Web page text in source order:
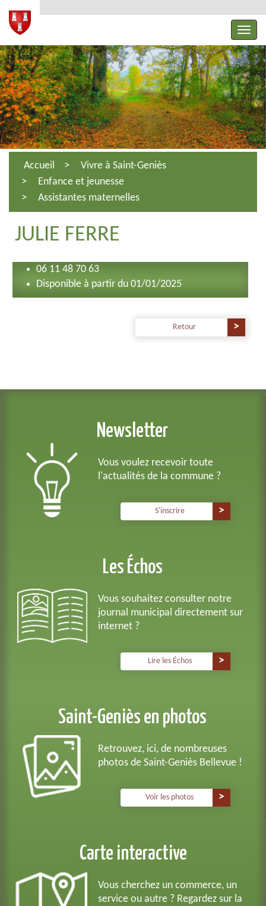
Accueil
Vivre à Saint-Geniès
Enfance et jeunesse
Assistantes maternelles
JULIE FERRE
06 11 48 70 63
Disponible à partir du 01/01/2025
Retour
Newsletter
Vous voulez recevoir toute
l'actualités de la commune ?
S'inscrire
Les Échos
Vous souhaitez consulter notre
journal municipal directement sur
internet ?
Lire les Échos
Saint-Geniès en photos
Retrouvez, ici, de nombreuses
photos de Saint-Geniès Bellevue !
Voir les photos
Carte interactive
Vous cherchez un commerce, un
service ou autre ? Regardez sur la